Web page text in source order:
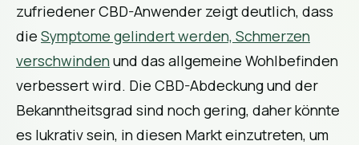
zufriedener CBD-Anwender zeigt deutlich, dass
die Symptome gelindert werden, Schmerzen
verschwinden und das allgemeine Wohlbefinden
verbessert wird. Die CBD-Abdeckung und der
Bekanntheitsgrad sind noch gering, daher könnte
es lukrativ sein, in diesen Markt einzutreten, um